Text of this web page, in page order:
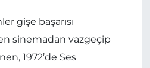
gişe başarısı
sinemadan vazgeçip
1972’de Ses